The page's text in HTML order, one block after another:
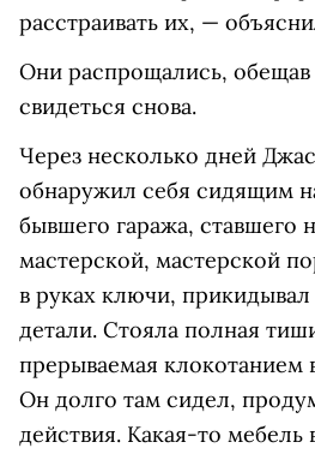
расстраивать их, —
Они распрощались, обещав
свидеться снова.
Через несколько дней
обнаружил себя сидящим
бывшего гаража, ставшего
мастерской, мастерской
в руках ключи, прикидывал
детали. Стояла полная
прерываемая клокотанием
Он долго там сидел,
действия. Какая-то